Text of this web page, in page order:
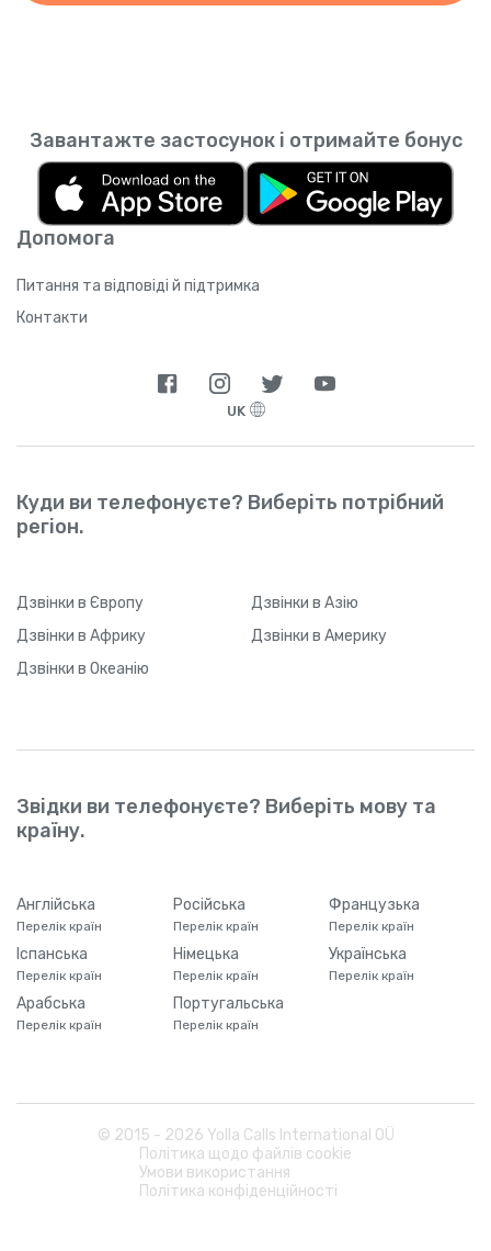
Допомога
Питання та відповіді й підтримка
Контакти
Завантажте застосунок і отримайте бонус
UK
Куди ви телефонуєте? Виберіть потрібний
регіон.
Дзвінки в Європу Дзвінки в Азію
Дзвінки в Африку Дзвінки в Америку
Дзвінки в Океанію
Звідки ви телефонуєте? Виберіть мову та
країну.
Англійська
Перелік країн
Російська
Перелік країн
Французька
Перелік країн
Іспанська
Перелік країн
Німецька
Перелік країн
Українська
Перелік країн
Арабська
Перелік країн
Португальська
Перелік країн
© 2015 - 2026 Yolla Calls International OÜ
Політика щодо файлів cookie
Умови використання
Політика конфіденційності